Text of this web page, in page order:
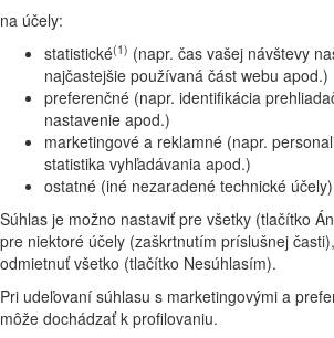
na účely:
statistické(1) (napr. čas vašej návštevy
najčastejšie používaná část webu apod.)
preferenčné (napr. identifikácia
nastavenie apod.)
marketingové a reklamné (napr.
statistika vyhľadávania apod.)
ostatné (iné nezaradené technické účely)
Súhlas je možno nastaviť pre všetky (tlačítko
pre niektoré účely (zaškrtnutím príslušnej
odmietnuť všetko (tlačítko Nesúhlasím).
Pri udeľovaní súhlasu s marketingovými a
môže dochádzať k profilovaniu.